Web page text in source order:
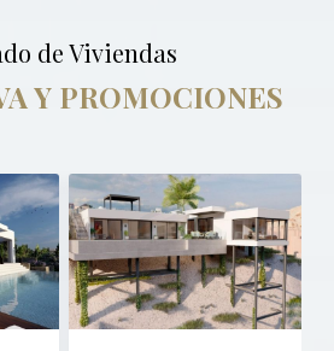
de Viviendas
Y PROMOCIONES